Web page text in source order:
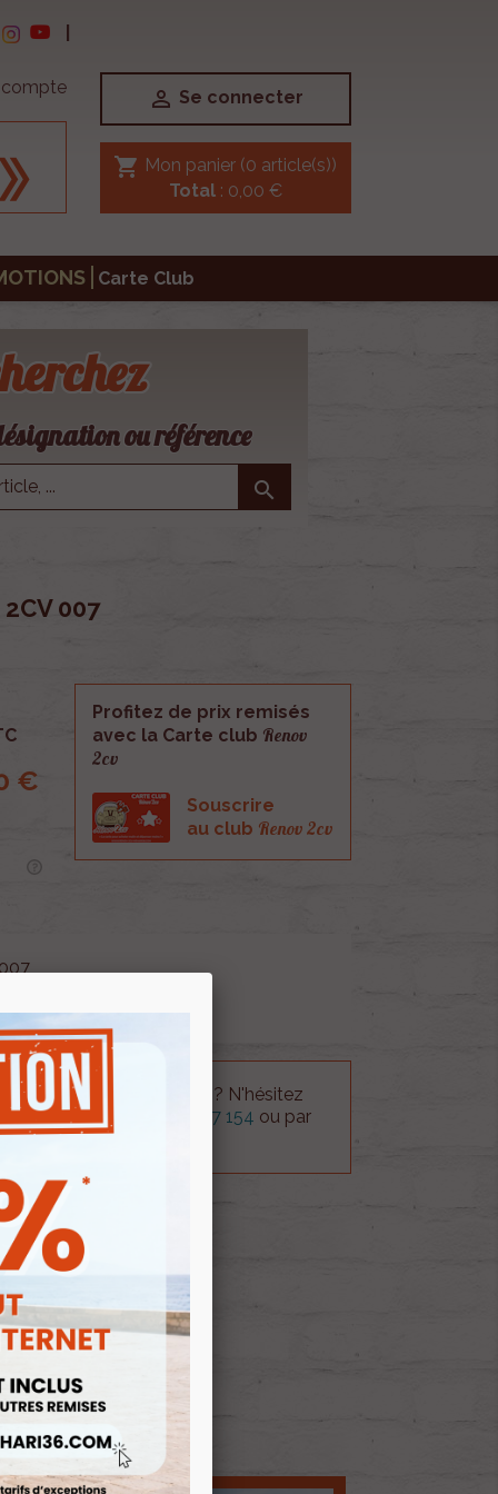
 Se connecter
shopping_cart Mon panier (0 article(s))
Total: 0,00 €
Carte Club
ou référence

007
€
Profitez de prix remisés
avec la Carte club Renov
2cv
Souscrire
au club Renov 2cv
technique sur le produit ? N'hésitez
technique au
0254 277 154 ou par
.
PANIER
D'ENVIES